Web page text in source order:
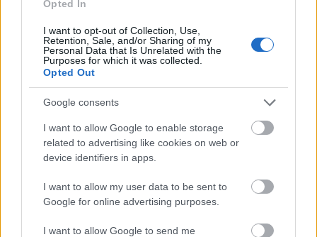
Opted In
I want to opt-out of Collection, Use,
Retention, Sale, and/or Sharing of my
Personal Data that Is Unrelated with the
Purposes for which it was collected.
Opted Out
Google consents
I want to allow Google to enable storage
related to advertising like cookies on web or
device identifiers in apps.
I want to allow my user data to be sent to
Google for online advertising purposes.
I want to allow Google to send me
vonalainkra, miközben a piacok roskadoznak a
csodás gyümölcsöktől. Kérdés azonban, hogy a
kínálat találkozik-e a vágyainkkal és
lehetőségeinkkel, vagyis szabad-e gyümölcsöt
ennünk, ha fogyókúrázunk vagy esetleg a